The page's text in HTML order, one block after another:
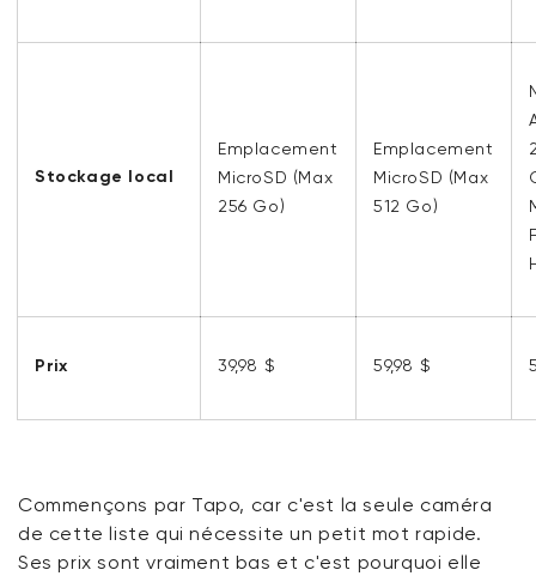
Stockage local
Emplacement
MicroSD (Max
256 Go)
Emplacement
MicroSD (Max
512 Go)
Prix 39,98 $ 59,98 $
Commençons par Tapo, car c'est la seule caméra
de cette liste qui nécessite un petit mot rapide.
Ses prix sont vraiment bas et c'est pourquoi elle